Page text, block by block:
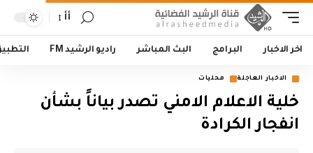
أأ
اخر الاخبار البرامج البث المباشر راديو الرشيد FM
الاخبار العاجلة محليات
خلية الاعلام الامني تصدر بياناً بشأن
انفجار الكرادة